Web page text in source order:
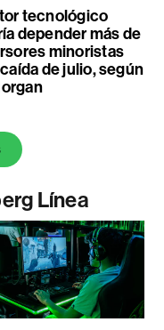
tecnológico
depender más de
minoristas
de julio, según
Línea